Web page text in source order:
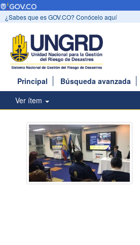
¿Sabes que es GOV.CO? Conócelo aquí
Principal Búsqueda avanzada
Ver ítem